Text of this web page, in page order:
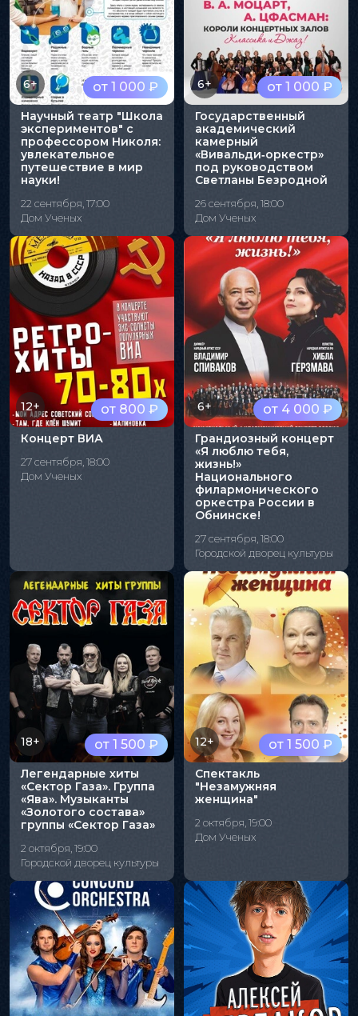
от 1 000 ₽
6+
Научный театр "Школа
экспериментов" с
профессором Николя:
увлекательное
путешествие в мир
науки!
22 сентября, 17:00
Дом Ученых
от 1 000 ₽
6+
Государственный
академический
камерный
«Вивальди‑оркестр»
под руководством
Светланы Безродной
26 сентября, 18:00
Дом Ученых
от 800 ₽
12+
Концерт ВИА
27 сентября, 18:00
Дом Ученых
от 4 000 ₽
6+
Грандиозный концерт
«Я люблю тебя,
жизнь!»
Национального
филармонического
оркестра России в
Обнинске!
27 сентября, 18:00
Городской дворец культуры
от 1 500 ₽
18+
Легендарные хиты
«Сектор Газа». Группа
«Ява». Музыканты
«Золотого состава»
группы «Сектор Газа»
2 октября, 19:00
Городской дворец культуры
от 1 500 ₽
12+
Спектакль
"Незамужняя
женщина"
2 октября, 19:00
Дом Ученых